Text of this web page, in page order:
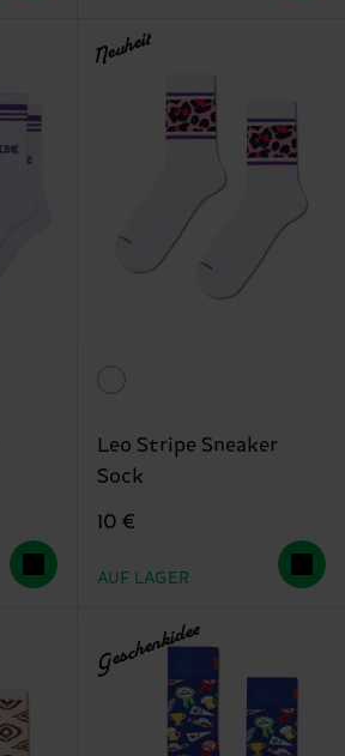
Neuheit
Leo Stripe Sneaker
Sock
10 €
AUF LAGER
Geschenkidee